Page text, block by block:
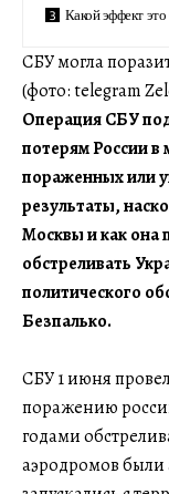
Какой эффект
СБУ могла
(фото: telegram
Операция СБУ
потерям России
пораженных или
результаты,
Москвы и как она
обстреливать
политического
Безпалько.
СБУ 1 июня
поражению
годами
аэродромов были